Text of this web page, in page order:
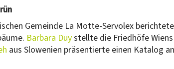
Gemeinde La Motte-Servolex
Barbara Duystellte die Friedhöfe
aus Slowenien präsentierte einen Katalog